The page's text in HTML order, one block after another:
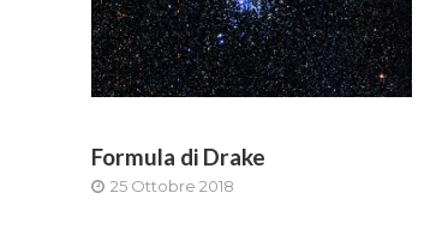
Formula di Drake
25 Ottobre 2018